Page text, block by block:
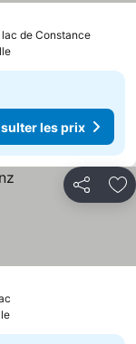
de Constance
les prix
Partager
prix